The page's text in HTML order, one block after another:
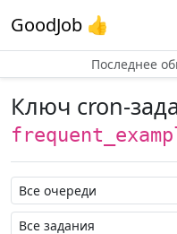
GoodJob 👍
Последнее
Ключ cron-
Название очереди
Название задания